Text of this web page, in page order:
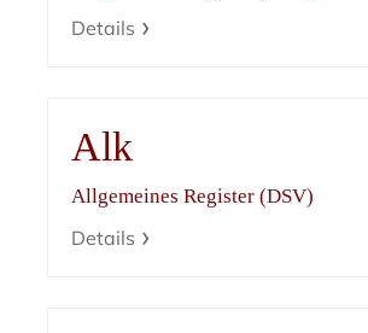
Details
Alk
Allgemeines Register (DSV)
Details